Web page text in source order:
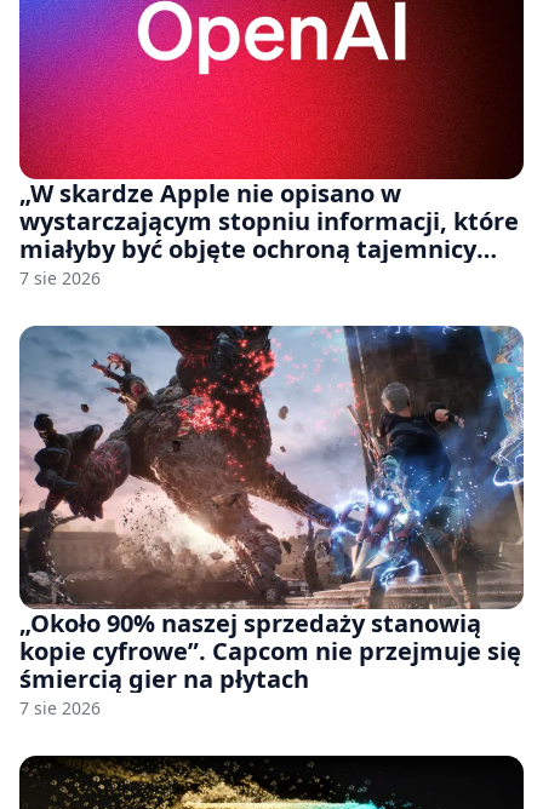
„W skardze Apple nie opisano w
wystarczającym stopniu informacji, które
miałyby być objęte ochroną tajemnicy
handlowej”. OpenAI żąda odrzucenia
7 sie 2026
„Około 90% naszej sprzedaży stanowią
kopie cyfrowe”. Capcom nie przejmuje się
śmiercią gier na płytach
7 sie 2026